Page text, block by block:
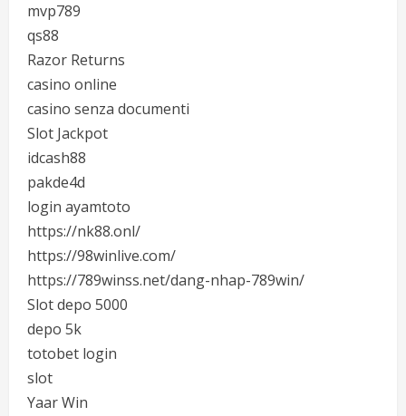
mvp789
qs88
Razor Returns
casino online
casino senza documenti
Slot Jackpot
idcash88
pakde4d
login ayamtoto
https://nk88.onl/
https://98winlive.com/
https://789winss.net/dang-nhap-789win/
Slot depo 5000
depo 5k
totobet login
slot
Yaar Win